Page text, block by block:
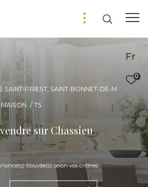
Fr
0
SAINT-PRIEST, SAINT-BONNET-DE-M
MAISON T5
sur Chassieu
trouvée(s) selon vos critères